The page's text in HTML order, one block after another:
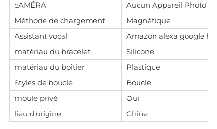
cAMÉRA
Aucun Appareil Photo
Méthode de chargement
Magnétique
Assistant vocal
Amazon alexa google
matériau du bracelet
Silicone
matériau du boîtier
Plastique
Styles de boucle
Boucle
moule privé
Oui
lieu d'origine
Chine